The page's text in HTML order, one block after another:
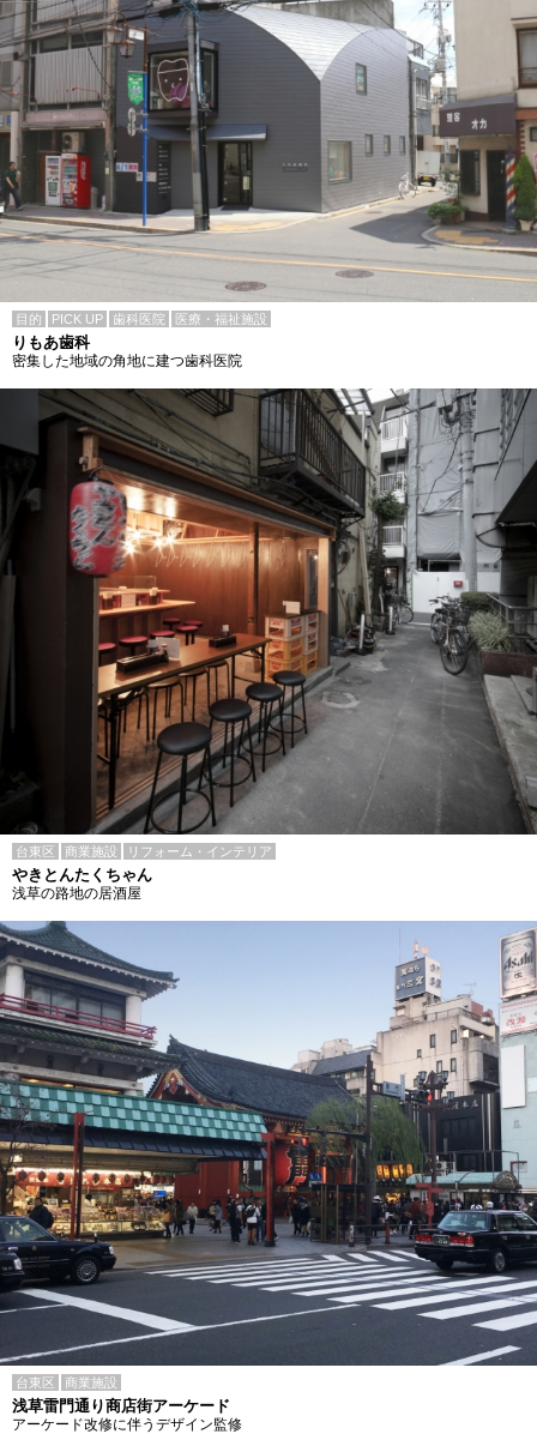
目的 PICK UP 歯科医院 医療・福祉施設
りもあ歯科
密集した地域の角地に建つ歯科医院
台東区 商業施設 リフォーム・インテリア
やきとんたくちゃん
浅草の路地の居酒屋
台東区 商業施設
浅草雷門通り商店街アーケード
アーケード改修に伴うデザイン監修